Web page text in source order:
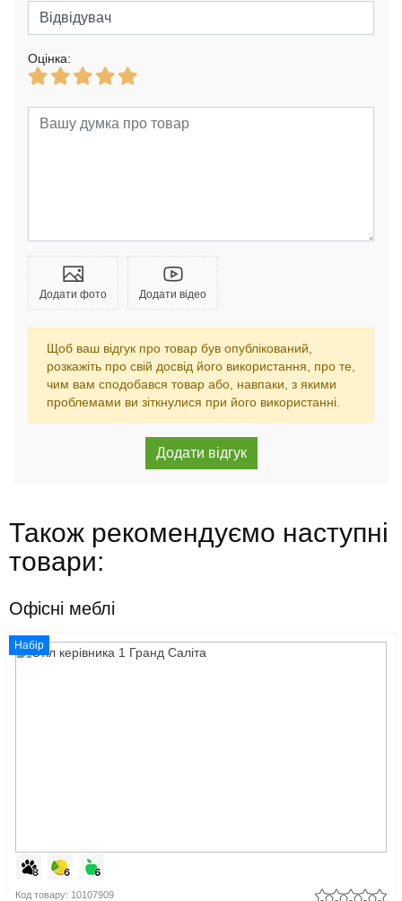
Оцінка:
Додати фото Додати відео
Щоб ваш відгук про товар був опублікований,
розкажіть про свій досвід його використання, про те,
чим вам сподобався товар або, навпаки, з якими
проблемами ви зіткнулися при його використанні.
Також рекомендуємо наступні
товари:
Офісні меблі
Набір
Код товару: 10107909